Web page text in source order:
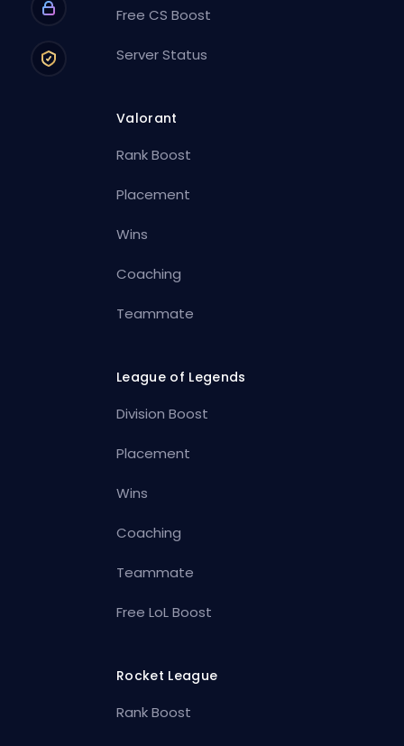
Free CS Boost
Server Status
Valorant
Rank Boost
Placement
Wins
Coaching
Teammate
League of Legends
Division Boost
Placement
Wins
Coaching
Teammate
Free LoL Boost
Rocket League
Rank Boost